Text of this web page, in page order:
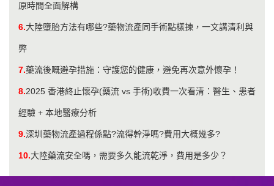
原時間全面解構
6.大陸墮胎方法有哪些?藥物流產同手術點樣揀，一文講清利與
弊
7.藥流後嘅避孕措施：守護您的健康，避免再次意外懷孕！
8.2025 香港終止懷孕(藥流 vs 手術)收費一次看清：醫生、患者
經驗 + 本地醫療分析
9.深圳藥物流產過程係點?流得幹淨嗎?費用大概幾多?
10.大陸藥流安全嗎，需要多久能流乾淨，費用是多少？